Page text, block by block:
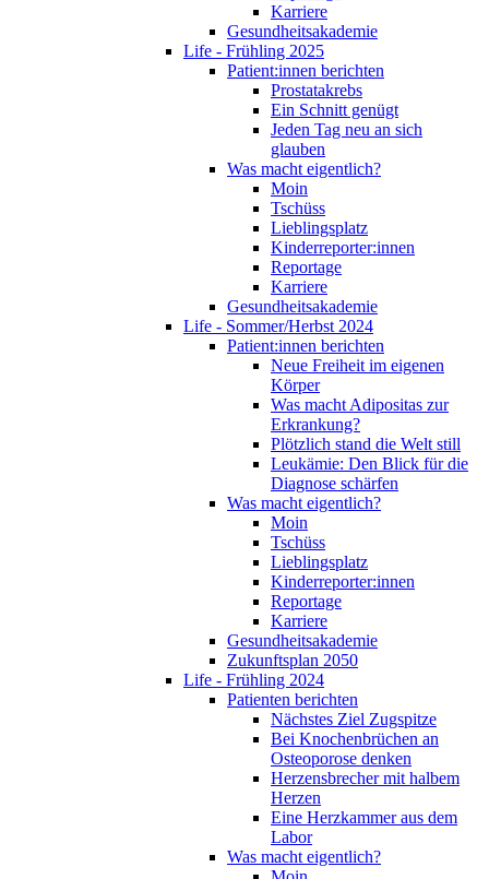
Karriere
Gesundheitsakademie
Life - Frühling 2025
Patient:innen berichten
Prostatakrebs
Ein Schnitt genügt
Jeden Tag neu an sich
glauben
Was macht eigentlich?
Moin
Tschüss
Lieblingsplatz
Kinderreporter:innen
Reportage
Karriere
Gesundheitsakademie
Life - Sommer/Herbst 2024
Patient:innen berichten
Neue Freiheit im eigenen
Körper
Was macht Adipositas zur
Erkrankung?
Plötzlich stand die Welt still
Leukämie: Den Blick für die
Diagnose schärfen
Was macht eigentlich?
Moin
Tschüss
Lieblingsplatz
Kinderreporter:innen
Reportage
Karriere
Gesundheitsakademie
Zukunftsplan 2050
Life - Frühling 2024
Patienten berichten
Nächstes Ziel Zugspitze
Bei Knochenbrüchen an
Osteoporose denken
Herzensbrecher mit halbem
Herzen
Eine Herzkammer aus dem
Labor
Was macht eigentlich?